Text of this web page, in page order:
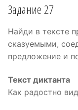
Задание 27
Найди в тексте
сказуемыми,
предложение и
Текст диктанта
Как радостно